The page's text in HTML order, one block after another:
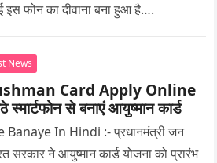
इस फोन का दीवाना बना हुआ है….
News
Card Apply Online
स्मार्टफोन से बनाएं आयुष्मान कार्ड
In Hindi :- प्रधानमंत्री जन
सरकार ने आयुष्मान कार्ड योजना को प्रारंभ